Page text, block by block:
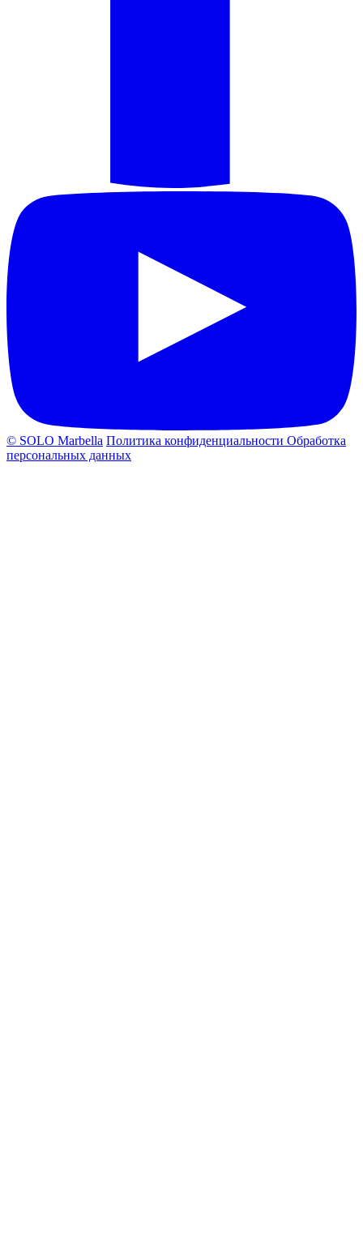
© SOLO Marbella Политика конфиденциальности Обработка
персональных данных